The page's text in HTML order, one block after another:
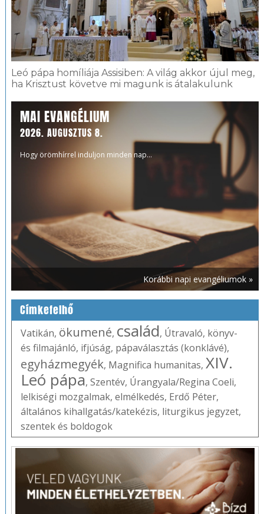
Leó pápa homíliája Assisiben: A világ akkor újul meg,
ha Krisztust követve mi magunk is átalakulunk
MAI EVANGÉLIUM
2026. AUGUSZTUS 8.
Hogy örömhírrel induljon minden nap...
Korábbi napi evangéliumok »
Címkefelhő
Vatikán, ökumené, család, Útravaló, könyv-
és filmajánló, ifjúság, pápaválasztás (konklávé),
egyházmegyék, Magnifica humanitas, XIV.
Leó pápa, Szentév, Úrangyala/Regina Coeli,
lelkiségi mozgalmak, elmélkedés, Erdő Péter,
általános kihallgatás/katekézis, liturgikus jegyzet,
szentek és boldogok